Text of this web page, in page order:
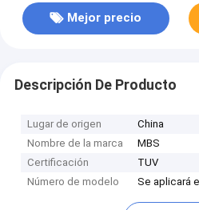
Mejor precio
Descripción De Producto
Lugar de origen
China
Nombre de la marca
MBS
Certificación
TUV
Número de modelo
Se aplicará